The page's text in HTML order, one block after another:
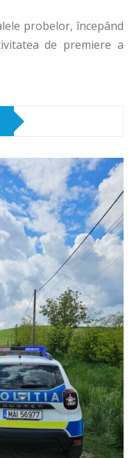
probelor, începând
de premiere a